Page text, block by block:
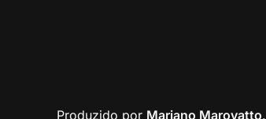
Produzido por Mariano Marovatto